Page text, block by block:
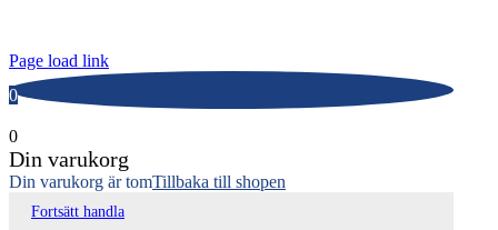
Page load link
0
0
Din varukorg
Din varukorg är tomTillbaka till shopen
Fortsätt handla